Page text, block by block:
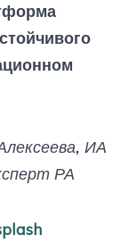
ИА
РА